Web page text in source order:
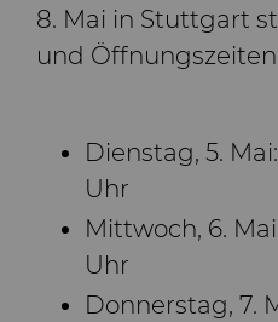
8. Mai in Stuttgart
und
Dienstag, 5.
Uhr
Mittwoch, 6.
Uhr
Donnerstag, 7.